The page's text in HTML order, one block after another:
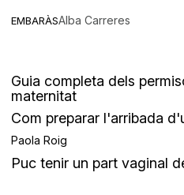
EMBARÀSAlba Carreres
Guia completa dels
maternitat
Com preparar l'arribada
Paola Roig
Puc tenir un part vaginal